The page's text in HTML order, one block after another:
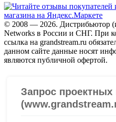
© 2008 — 2026. Дистрибьютор
Networks в России и СНГ. При
ссылка на grandstream.ru
данном сайте данные носят
являются публичной офертой.